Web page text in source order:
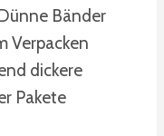
Bänder
Verpacken
dickere
Pakete